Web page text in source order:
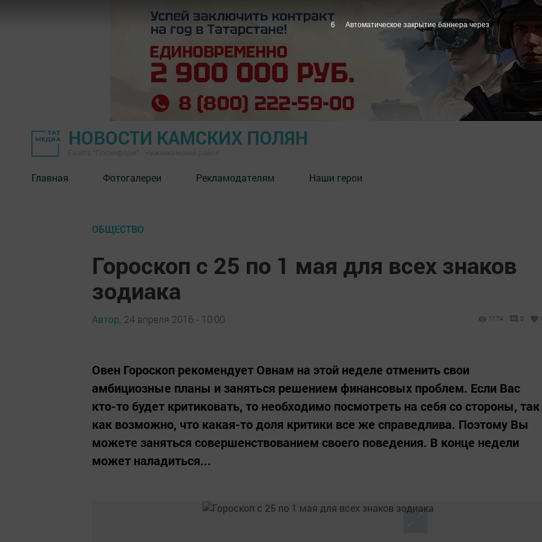
НОВОСТИ КАМСКИХ ПОЛЯН
Главная Фотогалереи Рекламодателям Наши герои
ОБЩЕСТВО
Гороскоп с 25 по 1 мая для всех знаков
зодиака
Автор, 24 апреля 2016 - 10:00 1174 0
Овен Гороскоп рекомендует Овнам на этой неделе отменить свои
амбициозные планы и заняться решением финансовых проблем. Если Вас
кто-то будет критиковать, то необходимо посмотреть на себя со стороны, так
как возможно, что какая-то доля критики все же справедлива. Поэтому Вы
можете заняться совершенствованием своего поведения. В конце недели
может наладиться...
5 Автоматическое закрытие баннера через